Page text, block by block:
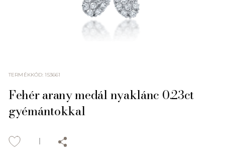
TERMÉKKÓD:153661
Fehér arany medál nyaklánc 0.23ct
gyémántokkal